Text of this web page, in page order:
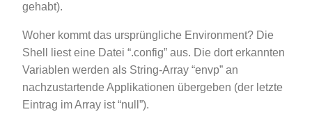
gehabt).
Woher kommt das ursprüngliche Environment? Die
Shell liest eine Datei “.config” aus. Die dort erkannten
Variablen werden als String-Array “envp” an
nachzustartende Applikationen übergeben (der letzte
Eintrag im Array ist “null”).